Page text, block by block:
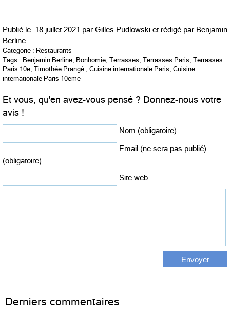
Publié le 18 juillet 2021 par Gilles Pudlowski et rédigé par Benjamin
Berline
Catégorie : Restaurants
Tags : Benjamin Berline Bonhomie Terrasses Terrasses Paris Terrasses
Paris 10e Timothée Prangé Cuisine internationale Paris Cuisine
internationale Paris 10ème
Et vous, qu'en avez-vous pensé ? Donnez-nous votre
avis !
Nom (obligatoire)
Email (ne sera pas publié)
(obligatoire)
Site web
Derniers commentaires